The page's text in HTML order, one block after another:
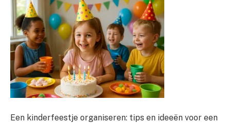
Een kinderfeestje organiseren: tips en ideeën voor een